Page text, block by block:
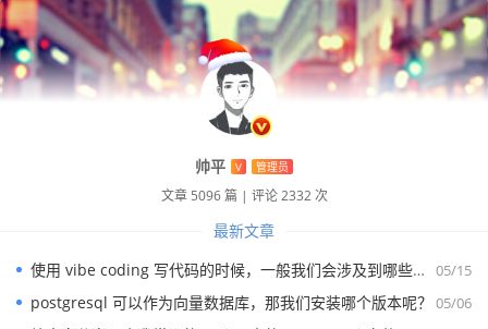
帅平 V 管理员
文章 5096 篇 | 评论 2332 次
最新文章
05/15
使用 vibe coding 写代码的时候，一般我们会涉及到哪些提示词？
05/06
postgresql 可以作为向量数据库，那我们安装哪个版本呢？